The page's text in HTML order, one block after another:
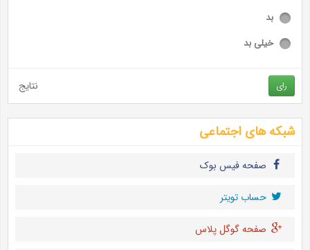
بد
خیلی بد
رای نتایج
شبکه های اجتماعی
صفحه فیس بوک
حساب تويتر
صفحه گوگل پلاس